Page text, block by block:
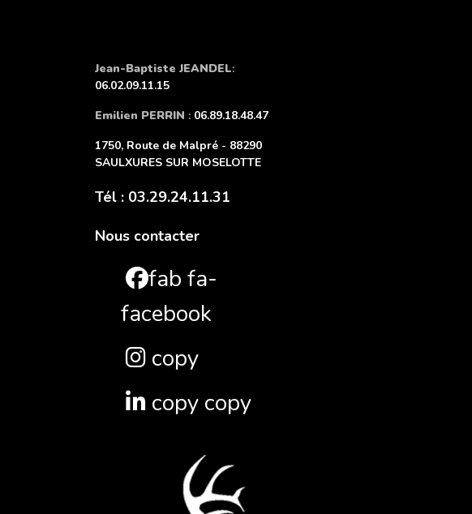
Jean-Baptiste JEANDEL:
06.02.09.11.15
Emilien PERRIN : 06.89.18.48.47
1750, Route de Malpré - 88290
SAULXURES SUR MOSELOTTE
Tél : 03.29.24.11.31
Nous contacter
fab fa-
facebook
copy
copy copy